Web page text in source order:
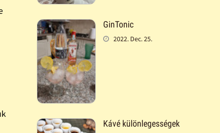
GinTonic
2022. Dec. 25.
Kávé különlegességek